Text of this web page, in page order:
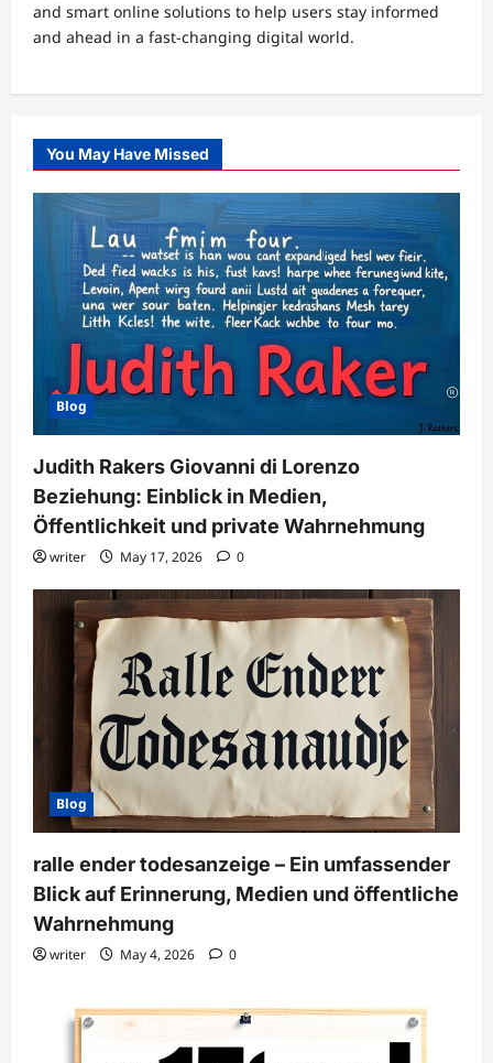
and smart online solutions to help users stay informed
and ahead in a fast-changing digital world.
You May Have Missed
Blog
Judith Rakers Giovanni di Lorenzo
Beziehung: Einblick in Medien,
Öffentlichkeit und private Wahrnehmung
writer May 17, 2026 0
Blog
ralle ender todesanzeige – Ein umfassender
Blick auf Erinnerung, Medien und öffentliche
Wahrnehmung
writer May 4, 2026 0